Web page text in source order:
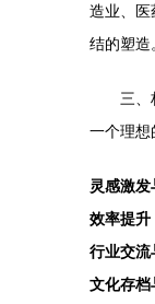
造业、医
结的塑造
三、
一个理想
灵感激发
效率提升
行业交流
文化存档